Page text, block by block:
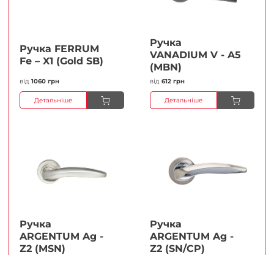
Ручка FERRUМ
Fe – X1 (Gold SB)
від 1060 грн
Детальніше
Ручка
VANADIUM V - A5
(MBN)
від 612 грн
Детальніше
Ручка
ARGENTUM Ag -
Z2 (MSN)
Ручка
ARGENTUM Ag -
Z2 (SN/CP)